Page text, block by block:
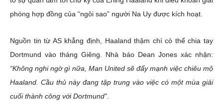
phóng hợp đồng của “ngôi sao” người Na Uy được kích hoạt.
Nguồn tin từ AS khẳng định, Haaland thậm chí có thể chia tay
Dortmund vào tháng Giêng. Nhà báo Dean Jones xác nhận:
“Không nghi ngờ gì nữa, Man United sẽ đẩy mạnh việc chiêu mộ
Haaland. Cầu thủ này đang tập trung vào việc có một mùa giải
cuối thành công với Dortmund”.